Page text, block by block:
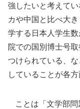
強したいと考えて
カや中国と比べ大
学する日本人学生
院での国別博士号
つけられている、
していることが各
ことは「文学部問